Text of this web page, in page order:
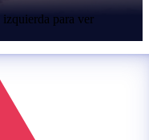
izquierda para ver